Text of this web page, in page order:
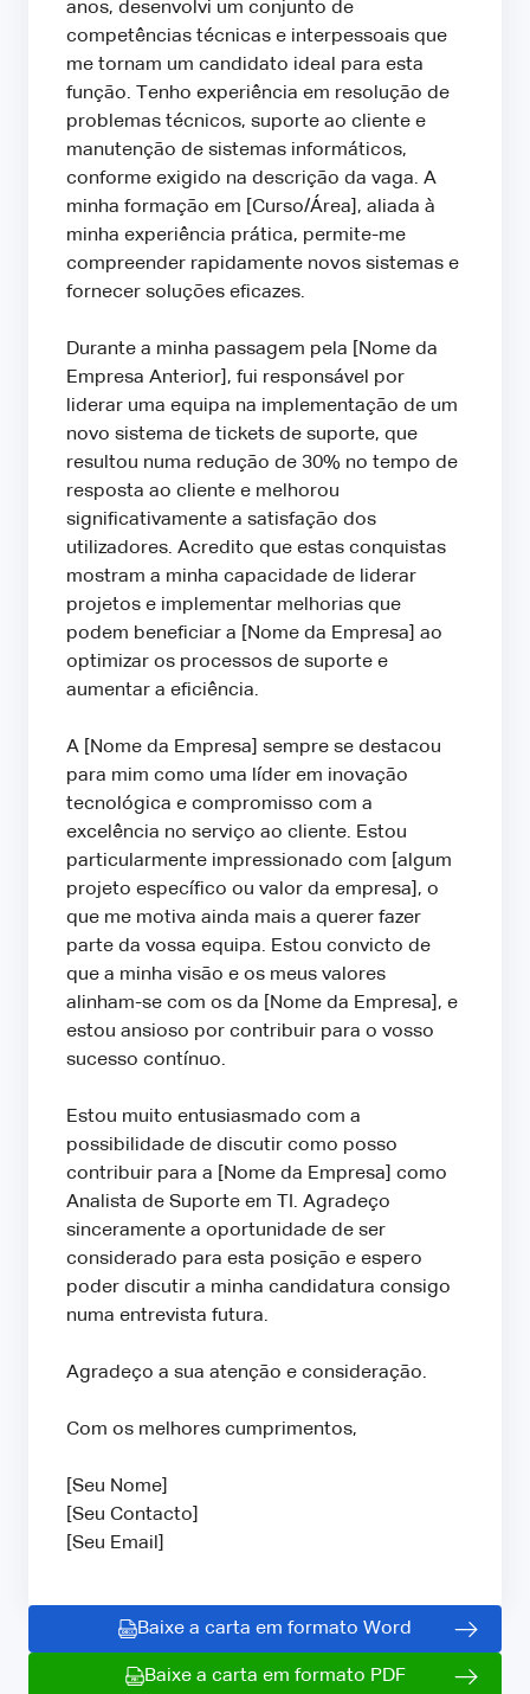
anos, desenvolvi um conjunto de
competências técnicas e interpessoais que
me tornam um candidato ideal para esta
função. Tenho experiência em resolução de
problemas técnicos, suporte ao cliente e
manutenção de sistemas informáticos,
conforme exigido na descrição da vaga. A
minha formação em [Curso/Área], aliada à
minha experiência prática, permite-me
compreender rapidamente novos sistemas e
fornecer soluções eficazes.
Durante a minha passagem pela [Nome da
Empresa Anterior], fui responsável por
liderar uma equipa na implementação de um
novo sistema de tickets de suporte, que
resultou numa redução de 30% no tempo de
resposta ao cliente e melhorou
significativamente a satisfação dos
utilizadores. Acredito que estas conquistas
mostram a minha capacidade de liderar
projetos e implementar melhorias que
podem beneficiar a [Nome da Empresa] ao
optimizar os processos de suporte e
aumentar a eficiência.
A [Nome da Empresa] sempre se destacou
para mim como uma líder em inovação
tecnológica e compromisso com a
excelência no serviço ao cliente. Estou
particularmente impressionado com [algum
projeto específico ou valor da empresa], o
que me motiva ainda mais a querer fazer
parte da vossa equipa. Estou convicto de
que a minha visão e os meus valores
alinham-se com os da [Nome da Empresa], e
estou ansioso por contribuir para o vosso
sucesso contínuo.
Estou muito entusiasmado com a
possibilidade de discutir como posso
contribuir para a [Nome da Empresa] como
Analista de Suporte em TI. Agradeço
sinceramente a oportunidade de ser
considerado para esta posição e espero
poder discutir a minha candidatura consigo
numa entrevista futura.
Agradeço a sua atenção e consideração.
Com os melhores cumprimentos,
[Seu Nome]
[Seu Contacto]
[Seu Email]
Baixe a carta em formato Word
Baixe a carta em formato PDF